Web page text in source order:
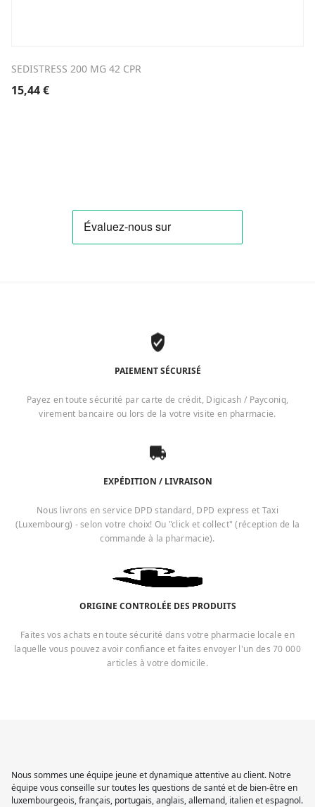
SEDISTRESS 200 MG 42 CPR
15,44€
PAIEMENT SÉCURISÉ
Payez en toute sécurité par carte de crédit, Digicash / Payconiq,
virement bancaire ou lors de la votre visite en pharmacie.
EXPÉDITION / LIVRAISON
Nous livrons en service DPD standard, DPD express et Taxi
(Luxembourg) - selon votre choix! Ou "click et collect" (réception de la
commande à la pharmacie).
ORIGINE CONTROLÉE DES PRODUITS
Faites vos achats en toute sécurité dans votre pharmacie locale en
laquelle vous pouvez avoir confiance et faites envoyer l'un des 70 000
articles à votre domicile.
Nous sommes une équipe jeune et dynamique attentive au client. Notre
équipe vous conseille sur toutes les questions de santé et de bien-être en
luxembourgeois, français, portugais, anglais, allemand, italien et espagnol.